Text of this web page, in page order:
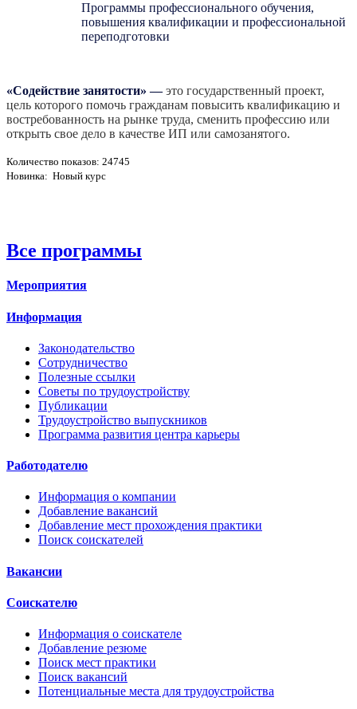
Программы профессионального обучения,
повышения квалификации и профессиональной
переподготовки
«Содействие занятости» —это государственный проект,
цель которого помочь гражданам повысить квалификацию и
востребованность на рынке труда, сменить профессию или
открыть свое дело в качестве ИП или самозанятого.
Количество показов: 24745
Новинка: Новый курс
Все программы
Мероприятия
Информация
Законодательство
Сотрудничество
Полезные ссылки
Советы по трудоустройству
Публикации
Трудоустройство выпускников
Программа развития центра карьеры
Работодателю
Информация о компании
Добавление вакансий
Добавление мест прохождения практики
Поиск соискателей
Вакансии
Соискателю
Информация о соискателе
Добавление резюме
Поиск мест практики
Поиск вакансий
Потенциальные места для трудоустройства